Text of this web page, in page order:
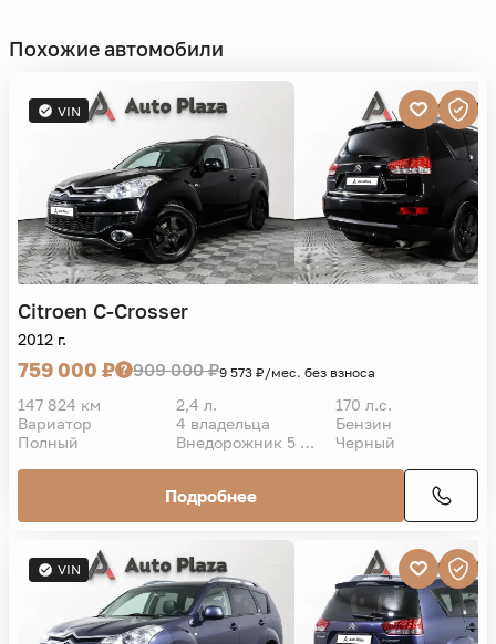
Похожие автомобили
VIN
Citroen C-Crosser
2012 г.
759 000 ₽ 909 000 ₽9 573 ₽/мес. без взноса
147 824 км 2,4 л.
170 л.с.
Вариатор
4 владельца
Бензин
Полный
Внедорожник 5 дв. Черный
Подробнее
VIN